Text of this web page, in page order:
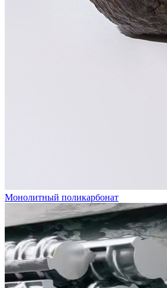
Монолитный поликарбонат